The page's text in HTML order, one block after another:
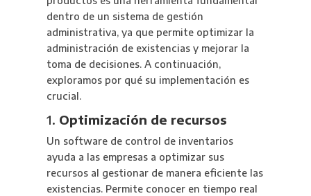
dentro de un sistema de gestión
administrativa, ya que permite optimizar la
administración de existencias y mejorar la
toma de decisiones. A continuación,
exploramos por qué su implementación es
crucial.
1. Optimización de recursos
Un software de control de inventarios
ayuda a las empresas a optimizar sus
recursos al gestionar de manera eficiente las
existencias. Permite conocer en tiempo real